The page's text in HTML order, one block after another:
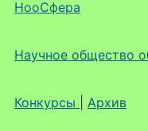
НооСфера
Научное общество
Конкурсы Архив